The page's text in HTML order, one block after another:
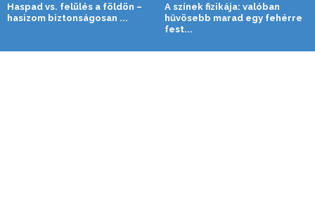
Haspad vs. felülés a földön –
hasizom biztonságosan ...
A színek fizikája: valóban
hűvösebb marad egy fehérre
fest...